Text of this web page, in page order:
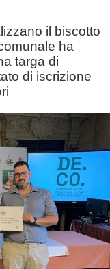
il biscotto
ha
targa di
di iscrizione